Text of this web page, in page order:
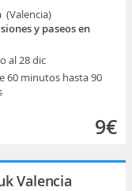
(Valencia)
y paseos en
al 28 dic
60 minutos hasta 90
9€
Valencia